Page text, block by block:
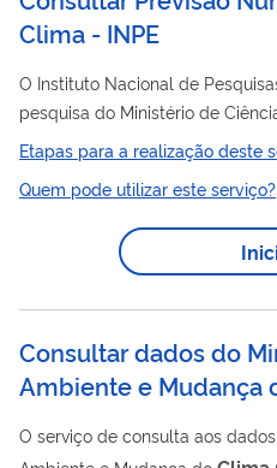
Clima - INPE
O Instituto Nacional de
pesquisa do Ministério de
(MCTI), através da área de
serviço que fornece dados em
métodos para informação das
Modelos disponíveis
numérica de tempo: WRF e BAM Modelo disponível na página
Etapas para a realização deste
Quem pode utilizar este serviço?
Consultar dados do
Ambiente e Mudança
O serviço de consulta aos